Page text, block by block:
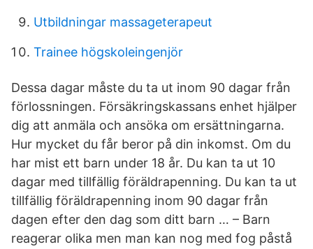
Utbildningar massageterapeut
Trainee högskoleingenjör
Dessa dagar måste du ta ut inom 90 dagar från
förlossningen. Försäkringskassans enhet hjälper
dig att anmäla och ansöka om ersättningarna.
Hur mycket du får beror på din inkomst. Om du
har mist ett barn under 18 år. Du kan ta ut 10
dagar med tillfällig föräldrapenning. Du kan ta ut
tillfällig föräldrapenning inom 90 dagar från
dagen efter den dag som ditt barn … – Barn
reagerar olika men man kan nog med fog påstå